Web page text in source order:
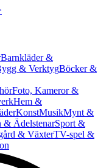
Barnkläder &
& VerktygBöcker &
Foto, Kameror &
Hem &
KonstMusikMynt &
& ÄdelstenarSport &
& VäxterTV-spel &